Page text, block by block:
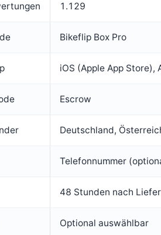
1.129
Bikeflip Box Pro
iOS (Apple App Store),
Escrow
Deutschland,
Telefonnummer
48 Stunden nach
Optional auswählbar